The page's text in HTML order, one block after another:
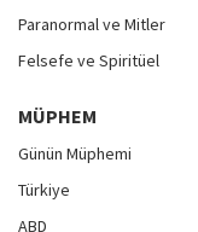
Paranormal ve Mitler
Felsefe ve Spiritüel
MÜPHEM
Günün Müphemi
Türkiye
ABD